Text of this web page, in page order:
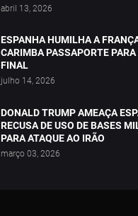
abril 13, 2026
ESPANHA HUMILHA A
CARIMBA PASSAPORTE PARA
FINAL
julho 14, 2026
DONALD TRUMP AMEAÇA
RECUSA DE USO DE BASES
PARA ATAQUE AO IRÃO
março 03, 2026